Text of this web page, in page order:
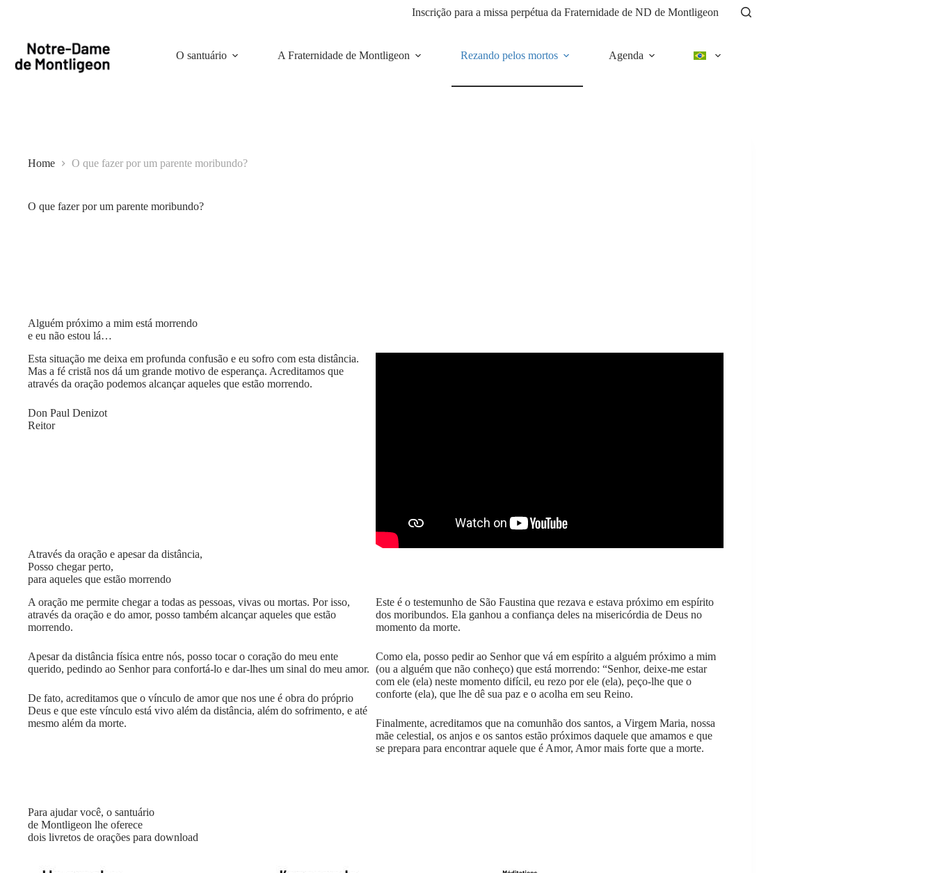
conteúdo
Inscrição para a missa perpétua da Fraternidade de ND de Montligeon
O santuário A Fraternidade de Montligeon Rezando pelos mortos Agenda
Home O que fazer por um parente moribundo?
O que fazer por um parente moribundo?
Alguém próximo a mim está morrendo
e eu não estou lá…
Esta situação me deixa em profunda confusão e eu sofro com esta distância.
Mas a fé cristã nos dá um grande motivo de esperança. Acreditamos que
através da oração podemos alcançar aqueles que estão morrendo.
Don Paul Denizot
Reitor
Através da oração e apesar da distância,
Posso chegar perto,
para aqueles que estão morrendo
A oração me permite chegar a todas as pessoas, vivas ou mortas. Por isso,
através da oração e do amor, posso também alcançar aqueles que estão
morrendo.
Apesar da distância física entre nós, posso tocar o coração do meu ente
querido, pedindo ao Senhor para confortá-lo e dar-lhes um sinal do meu amor.
De fato, acreditamos que o vínculo de amor que nos une é obra do próprio
Deus e que este vínculo está vivo além da distância, além do sofrimento, e até
mesmo além da morte.
Este é o testemunho de São Faustina que rezava e estava próximo em espírito
dos moribundos. Ela ganhou a confiança deles na misericórdia de Deus no
momento da morte.
Como ela, posso pedir ao Senhor que vá em espírito a alguém próximo a mim
(ou a alguém que não conheço) que está morrendo: “Senhor, deixe-me estar
com ele (ela) neste momento difícil, eu rezo por ele (ela), peço-lhe que o
conforte (ela), que lhe dê sua paz e o acolha em seu Reino.
Finalmente, acreditamos que na comunhão dos santos, a Virgem Maria, nossa
mãe celestial, os anjos e os santos estão próximos daquele que amamos e que
se prepara para encontrar aquele que é Amor, Amor mais forte que a morte.
Para ajudar você, o santuário
de Montligeon lhe oferece
dois livretos de orações para download